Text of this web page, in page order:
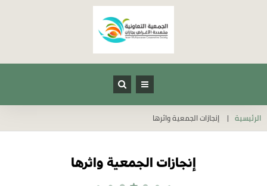
الرئيسية إنجازات الجمعية واثرها
إنجازات الجمعية واثرها